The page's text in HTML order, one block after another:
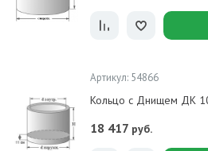
Артикул: 54866
Кольцо с Днищем ДК
18 417 руб.